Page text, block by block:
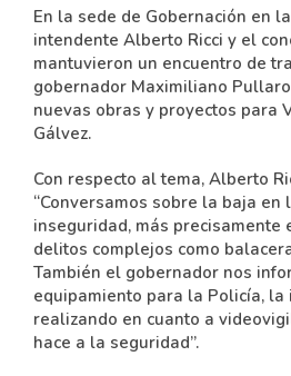
En la sede de Gobernación en
intendente Alberto Ricci y el
mantuvieron un encuentro de
gobernador Maximiliano
nuevas obras y proyectos para
Gálvez.
Con respecto al tema, Alberto
“Conversamos sobre la baja en
inseguridad, más precisamente
delitos complejos como
También el gobernador nos
equipamiento para la Policía,
realizando en cuanto a
hace a la seguridad”.